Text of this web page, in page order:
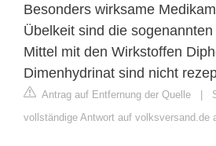
Besonders wirksame
Übelkeit sind die
Mittel mit den Wirkstoffen
Dimenhydrinat sind nicht
Antrag auf Entfernung der Quelle |
vollständige Antwort auf volksversand.de